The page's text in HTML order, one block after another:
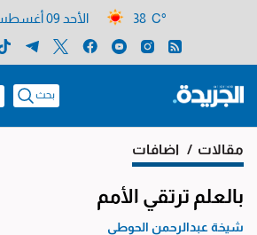
38 C° الأحد 09 أغسطس 2026
بحث
مقالات / اضافات
بالعلم ترتقي الأمم
شيخة عبدالرحمن الحوطي